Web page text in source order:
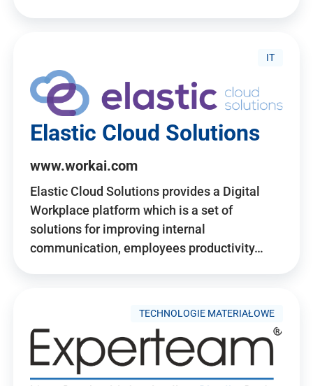
IT
Elastic Cloud Solutions
www.workai.com
Elastic Cloud Solutions provides a Digital
Workplace platform which is a set of
solutions for improving internal
communication, employees productivity…
TECHNOLOGIE MATERIAŁOWE